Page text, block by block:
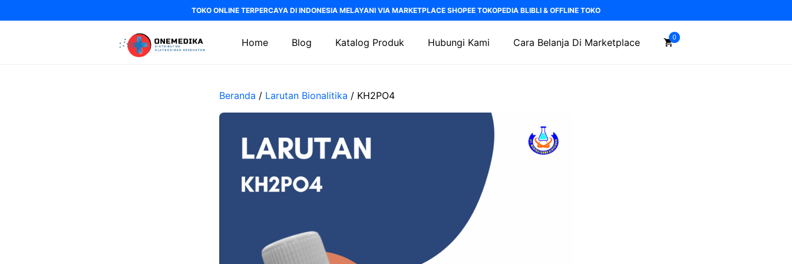
ke
TOKO ONLINE TERPERCAYA DI INDONESIA MELAYANI VIA MARKETPLACE SHOPEE TOKOPEDIA BLIBLI & OFFLINE TOKO
Home Blog Katalog Produk Hubungi Kami Cara Belanja Di Marketplace 0
Beranda / Larutan Bionalitika / KH2PO4